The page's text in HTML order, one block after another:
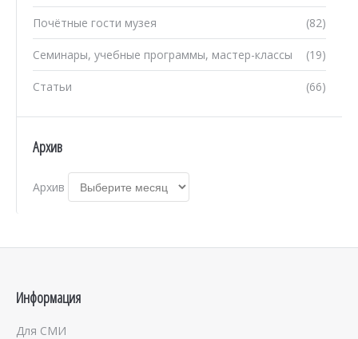
(82)
Почётные гости музея
(19)
Семинары, учебные программы, мастер-классы
(66)
Статьи
Архив
Архив
Информация
Для СМИ